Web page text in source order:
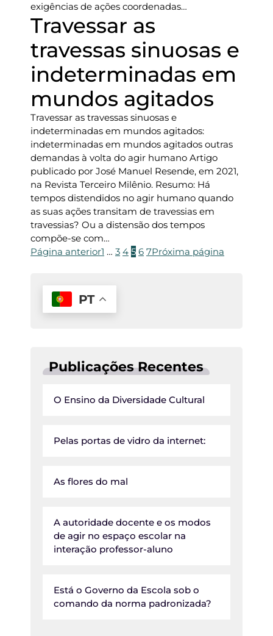
exigências de ações coordenadas…
Travessar as
travessas sinuosas e
indeterminadas em
mundos agitados
Travessar as travessas sinuosas e
indeterminadas em mundos agitados:
indeterminadas em mundos agitados outras
demandas à volta do agir humano Artigo
publicado por José Manuel Resende, em 2021,
na Revista Terceiro Milênio. Resumo: Há
tempos distendidos no agir humano quando
as suas ações transitam de travessias em
travessias? Ou a distensão dos tempos
compõe-se com…
Página anterior1 … 3 4 5 6 7Próxima página
PT
Publicações Recentes
O Ensino da Diversidade Cultural
Pelas portas de vidro da internet:
As flores do mal
A autoridade docente e os modos
de agir no espaço escolar na
interação professor-aluno
Está o Governo da Escola sob o
comando da norma padronizada?